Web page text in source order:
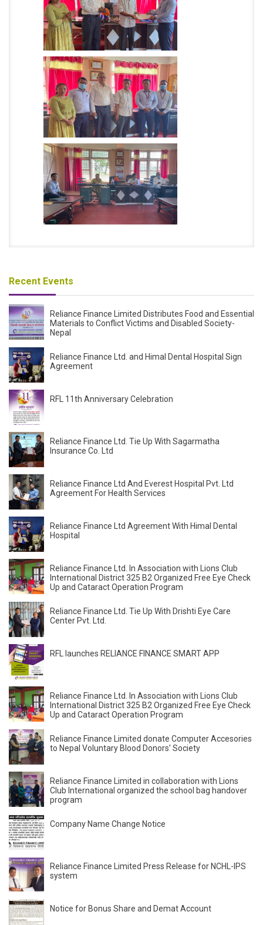
Recent Events
Reliance Finance Limited Distributes Food and Essential
Materials to Conflict Victims and Disabled Society-
Nepal
Reliance Finance Ltd. and Himal Dental Hospital Sign
Agreement
RFL 11th Anniversary Celebration
Reliance Finance Ltd. Tie Up With Sagarmatha
Insurance Co. Ltd
Reliance Finance Ltd And Everest Hospital Pvt. Ltd
Agreement For Health Services
Reliance Finance Ltd Agreement With Himal Dental
Hospital
Reliance Finance Ltd. In Association with Lions Club
International District 325 B2 Organized Free Eye Check
Up and Cataract Operation Program
Reliance Finance Ltd. Tie Up With Drishti Eye Care
Center Pvt. Ltd.
RFL launches RELIANCE FINANCE SMART APP
Reliance Finance Ltd. In Association with Lions Club
International District 325 B2 Organized Free Eye Check
Up and Cataract Operation Program
Reliance Finance Limited donate Computer Accesories
to Nepal Voluntary Blood Donors' Society
Reliance Finance Limited in collaboration with Lions
Club International organized the school bag handover
program
Company Name Change Notice
Reliance Finance Limited Press Release for NCHL-IPS
system
Notice for Bonus Share and Demat Account